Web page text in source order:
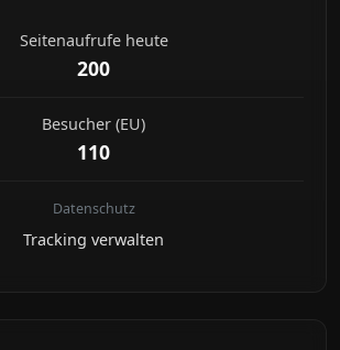
Seitenaufrufe heute
200
Besucher (EU)
110
Datenschutz
Tracking verwalten